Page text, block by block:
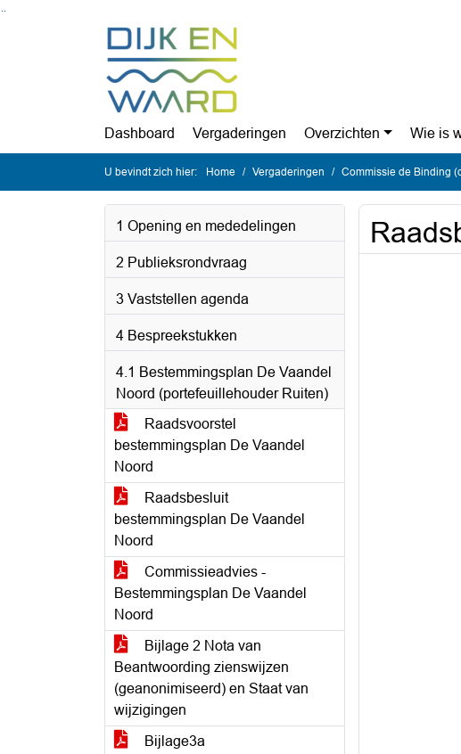
Dashboard Vergaderingen Overzichten Wie is
U bevindt zich hier: Home Vergaderingen Commissie de Binding
1 Opening en mededelingen
2 Publieksrondvraag
3 Vaststellen agenda
4 Bespreekstukken
4.1 Bestemmingsplan De Vaandel
Noord (portefeuillehouder Ruiten)
Raadsvoorstel
bestemmingsplan De Vaandel
Noord
Raadsbesluit
bestemmingsplan De Vaandel
Noord
Commissieadvies -
Bestemmingsplan De Vaandel
Noord
Bijlage 2 Nota van
Beantwoording zienswijzen
(geanonimiseerd) en Staat van
wijzigingen
Bijlage3a